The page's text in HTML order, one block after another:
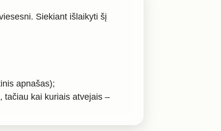
Siekiant išlaikyti šį
apnašas);
tačiau kai kuriais atvejais –